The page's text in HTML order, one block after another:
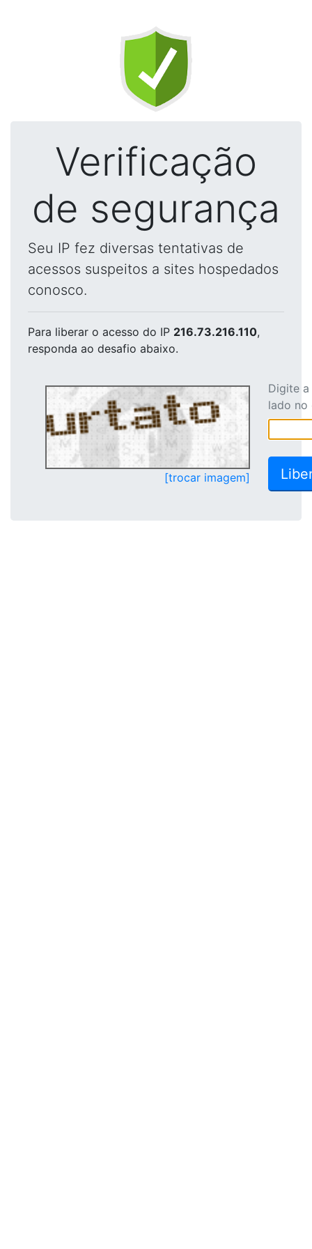
Verificação
de segurança
Seu IP fez diversas tentativas de
acessos suspeitos a sites hospedados
conosco.
Para liberar o acesso do IP 216.73.216.110,
responda ao desafio abaixo.
[trocar imagem]
Digite
lado no